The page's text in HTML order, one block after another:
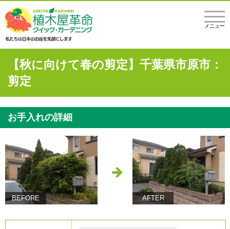
メニュー
【秋に向けて春の剪定】千葉県市原市：
剪定
お手入れの詳細
BEFORE AFTER